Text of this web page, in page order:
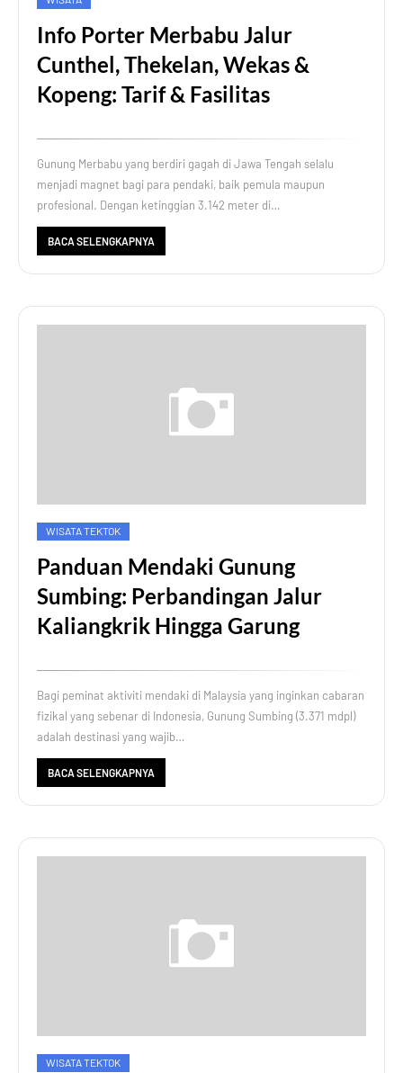
Info Porter Merbabu Jalur
Cunthel, Thekelan, Wekas &
Kopeng: Tarif & Fasilitas
Gunung Merbabu yang berdiri gagah di Jawa Tengah selalu
menjadi magnet bagi para pendaki, baik pemula maupun
profesional. Dengan ketinggian 3.142 meter di…
BACA SELENGKAPNYA
WISATA TEKTOK
Panduan Mendaki Gunung
Sumbing: Perbandingan Jalur
Kaliangkrik Hingga Garung
Bagi peminat aktiviti mendaki di Malaysia yang inginkan cabaran
fizikal yang sebenar di Indonesia, Gunung Sumbing (3.371 mdpl)
adalah destinasi yang wajib…
BACA SELENGKAPNYA
WISATA TEKTOK